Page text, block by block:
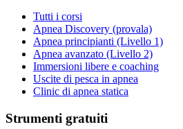
Tutti i corsi
Apnea Discovery (provala)
Apnea principianti (Livello 1)
Apnea avanzato (Livello 2)
Immersioni libere e coaching
Uscite di pesca in apnea
Clinic di apnea statica
Strumenti gratuiti